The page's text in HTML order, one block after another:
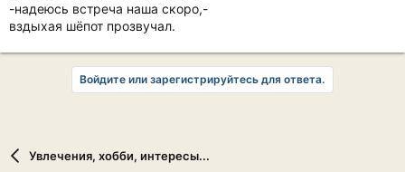
-надеюсь встреча наша скоро,-
вздыхая шёпот прозвучал.
Войдите или зарегистрируйтесь для ответа.
Увлечения, хобби, интересы...